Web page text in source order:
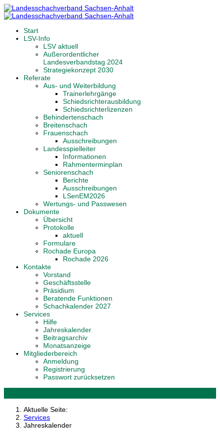
Start
LSV-Info
LSV aktuell
Außerordentlicher
Landesverbandstag 2024
Strategiekonzept 2030
Referate
Aus- und Weiterbildung
Trainerlehrgänge
Schiedsrichterausbildung
Schiedsrichterlizenzen
Behindertenschach
Breitenschach
Frauenschach
Ausschreibungen
Landesspielleiter
Informationen
Rahmenterminplan
Seniorenschach
Berichte
Ausschreibungen
LSenEM2026
Wertungs- und Passwesen
Dokumente
Übersicht
Protokolle
aktuell
Formulare
Rochade Europa
Rochade 2026
Kontakte
Vorstand
Geschäftsstelle
Präsidium
Beratende Funktionen
Schachkalender 2027
Services
Hilfe
Jahreskalender
Beitragsarchiv
Monatsanzeige
Mitgliederbereich
Anmeldung
Registrierung
Passwort zurücksetzen
Aktuelle Seite:
Services
Jahreskalender